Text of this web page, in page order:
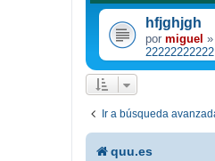
hfjghjgh
por miguel »
Ir a búsqueda
quu.es